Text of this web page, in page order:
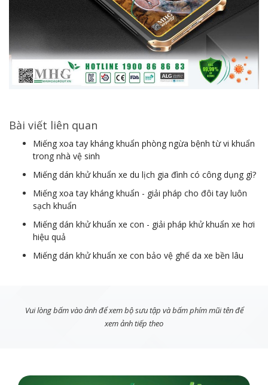
Bài viết liên quan
Miếng xoa tay kháng khuẩn phòng ngừa bệnh từ vi khuẩn
trong nhà vệ sinh
Miếng dán khử khuẩn xe du lịch gia đình có công dụng gì?
Miếng xoa tay kháng khuẩn - giải pháp cho đôi tay luôn
sạch khuẩn
Miếng dán khử khuẩn xe con - giải pháp khử khuẩn xe hơi
hiệu quả
Miếng dán khử khuẩn xe con bảo vệ ghế da xe bền lâu
Vui lòng bấm vào ảnh để xem bộ sưu tập và bấm phím mũi tên để
xem ảnh tiếp theo